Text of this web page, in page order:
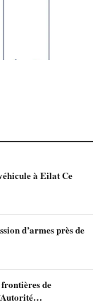
à Eilat Ce
d’armes près de
de